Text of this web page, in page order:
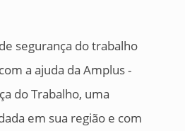
segurança do trabalho
a ajuda da Amplus -
do Trabalho, uma
em sua região e com